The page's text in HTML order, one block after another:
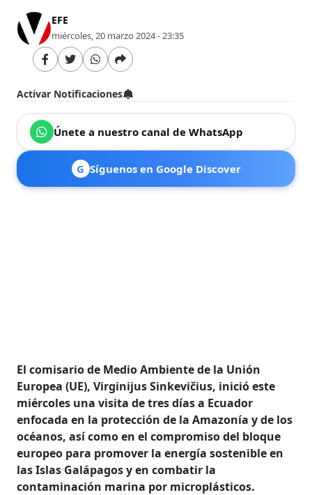
EFE
miércoles, 20 marzo 2024 - 23:35
Activar Notificaciones
Únete a nuestro canal de WhatsApp
G Síguenos en Google Discover
El comisario de Medio Ambiente de la Unión
Europea (UE), Virginijus Sinkevičius, inició este
miércoles una visita de tres días a Ecuador
enfocada en la protección de la Amazonía y de los
océanos, así como en el compromiso del bloque
europeo para promover la energía sostenible en
las Islas Galápagos y en combatir la
contaminación marina por microplásticos.